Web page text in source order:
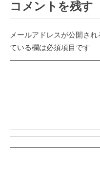
コメントを残す
メールアドレスが公開され
ている欄は必須項目です